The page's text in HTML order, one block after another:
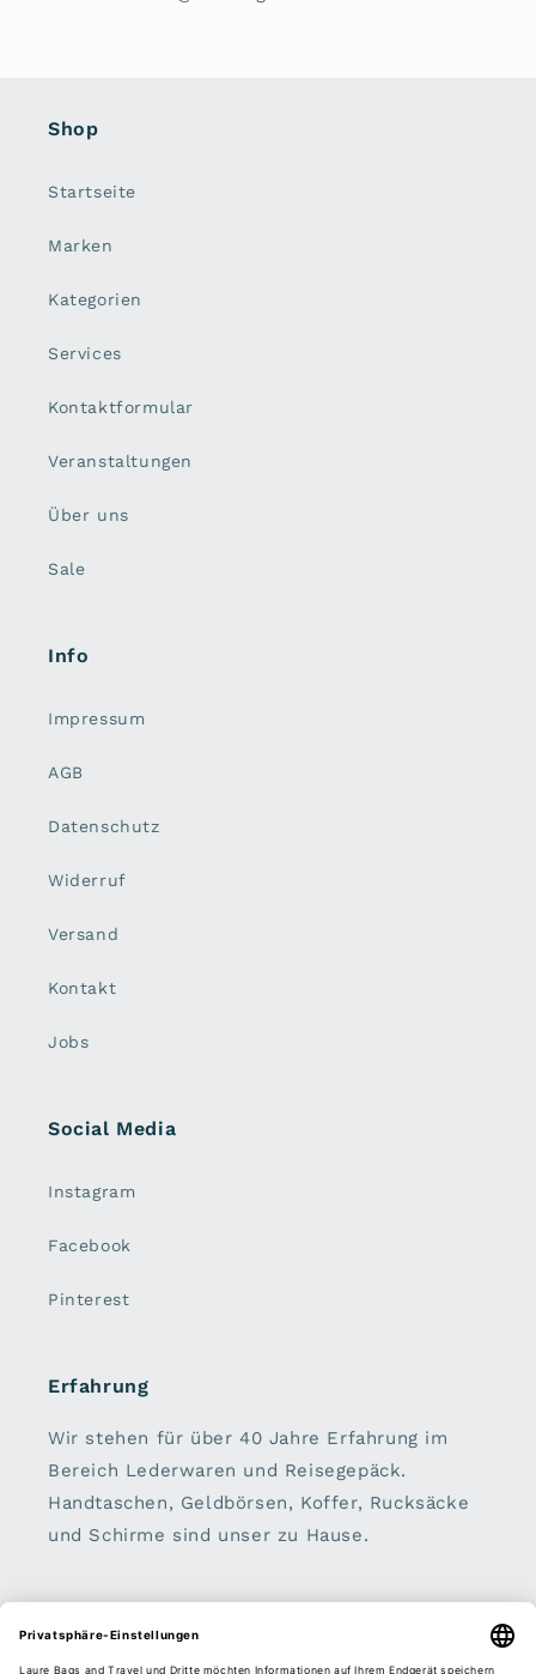
Shop
Startseite
Marken
Kategorien
Services
Kontaktformular
Veranstaltungen
Über uns
Sale
Info
Impressum
AGB
Datenschutz
Widerruf
Versand
Kontakt
Jobs
Social Media
Instagram
Facebook
Pinterest
Erfahrung
Wir stehen für über 40 Jahre Erfahrung im
Bereich Lederwaren und Reisegepäck.
Handtaschen, Geldbörsen, Koffer, Rucksäcke
und Schirme sind unser zu Hause.